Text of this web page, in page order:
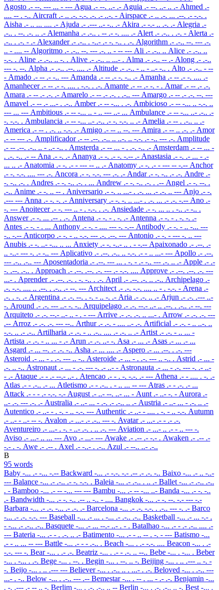
Agosto .- --. --- ... - --- Agua .- --. ..- .- Aguia .- --. ..- .. .- Ahmed .-
.... -- . -.. Aircraft .- .. .-. -.-. .-. .- ..-. - Airspace .- .. .-. ... .--. .- -.-. .
Aisha .- .. ... .... .- Ajuda .- .--- ..- -.. .- Akira .- -.- .. .-. .- Alegria .-
.-.. . --. .-. .. .- Alemanha .- .-.. . -- .- -. .... .- Alert .- .-.. . .-. - Alerta .-
.-.. . .-. - .- Alexander .- .-.. . -..- .- -. -.. . .-. Algorithm .- .-.. --. --- .-.
.. - .... -- Algoritmo .- .-.. --. --- .-. .. - -- --- Ali .- .-.. .. Alice .- .-.. ..
-.-. . Aline .- .-.. .. -. . Alive .- .-.. .. ...- . Alma .- .-.. -- .- Along .- .-..
--- -. --. Alpha .- .-.. .--. .... .- Altitude .- .-.. - .. - ..- -.. . Alto .- .-.. - --
- Amado .- -- .- -.. --- Amanda .- -- .- -. -.. .- Amanha .- -- .- -. .... .-
Amanhecer .- -- .- -. .... . -.-. . .-. Amante .- -- .- -. - . Amar .- -- .- .-.
Amara .- -- .- .-. .- Amarelo .- -- .- .-. . .-.. --- Amargo .- -- .- .-. --. ---
Amavel .- -- .- ...- . .-.. Amber .- -- -... . .-. Ambicioso .- -- -... .. -.-. ..
--- ... --- Ambitious .- -- -... .. - .. --- ..- ... Ambulance .- -- -... ..- .-.. .-
-. -.-. . Ambulancia .- -- -... ..- .-.. .- -. -.-. .. .- Amelia .- -- . .-.. .. .-
America .- -- . .-. .. -.-. .- Amigo .- -- .. --. --- Amira .- -- .. .-. .- Amor
.- -- --- .-. Amplificador .- -- .--. .-.. .. ..-. .. -.-. .- -.. --- .-. Amplitude
.- -- .--. .-.. .. - ..- -.. . Amsterda .- -- ... - . .-. -.. .- Amsterdam .- -- ... -
. .-. -.. .- -- Ana .- -. .- Ananya .- -. .- -. -.-- .- Anastasia .- -. .- ... - .-
... .. .- Anatomia .- -. .- - --- -- .. .- Anatomy .- -. .- - --- -- -.-- Anchor
.- -. -.-. .... --- .-. Ancora .- -. -.-. --- .-. .- Andar .- -. -.. .- .-. Andre .-
-. -.. .-. . Andres .- -. -.. .-. . ... Andrew .- -. -.. .-. . .-- Angel .- -. --. .
.-.. Anime .- -. .. -- . Aniversario .- -. .. ...- . .-. ... .- .-. .. --- Anjo .- -.
.--- --- Anna .- -. -. .- Anniversary .- -. -. .. ...- . .-. ... .- .-. -.-- Ano .-
-. --- Anoitecer .- -. --- .. - . -.-. . .-. Ansiedade .- -. ... .. . -.. .- -.. .
Answer .- -. ... .-- . .-. Antena .- -. - . -. .- Antenna .- -. - . -. -. .-
Antes .- -. - . ... Anthony .- -. - .... --- -. -.-- Antibody .- -. - .. -... ---
-.. -.-- Anticorpo .- -. - .. -.-. --- .-. .--. --- Antonio .- -. - --- -. .. ---
Anubis .- -. ..- -... .. ... Anxiety .- -. -..- .. . - -.-- Apaixonado .- .--. .-
.. -..- --- -. .- -.. --- Aplicativo .- .--. .-.. .. -.-. .- - .. ...- --- Apollo .- .--.
--- .-.. .-.. --- Aposentadoria .- .--. --- ... . -. - .- -.. --- .-. .. .- Apple .- .-
-. .--. .-.. . Approach .- .--. .--. .-. --- .- -.-. .... Approve .- .--. .--. .-. ---
...- . Aprender .- .--. .-. . -. -.. . .-. April .- .--. .-. .. .-.. Archipelago .-
.-. -.-. .... .. .--. . .-.. .- --. --- Architect .- .-. -.-. .... .. - . -.-. - Arena .-
.-. . -. .- Argentina .- .-. --. . -. - .. -. .- Aria .- .-. .. .- Arjun .- .-. .--- ..-
-. Around .- .-. --- ..- -. -.. Arquipelago .- .-. --.- ..- .. .--. . .-.. .- --. ---
Arquiteto .- .-. --.- ..- .. - . - --- Arrive .- .-. .-. .. ...- . Arrow .- .-. .-. ---
.-- Arroz .- .-. .-. --- --.. Arthur .- .-. - .... ..- .-. Artificial .- .-. - .. ..-. ..
-.-. .. .- .-.. Artilharia .- .-. - .. .-.. .... .- .-. .. .- Artist .- .-. - .. ... -
Artista .- .-. - .. ... - .- Arun .- .-. ..- -. Asa .- ... .- Asas .- ... .- ...
Asgard .- ... --. .- .-. -.. Asha .- ... .... .- Aspero .- ... .--. . .-. ---
Asteroid .- ... - . .-. --- .. -.. Asteroide .- ... - . .-. --- .. -.. . Astrid .- ... -
.-. .. -.. Astronaut .- ... - .-. --- -. .- ..- - Astronauta .- ... - .-. --- -. .- ..-
- .- Ataque .- - .- --.- ..- . Atencao .- - . -. -.-. .- --- Athena .- - .... . -. .-
Atlas .- - .-.. .- ... Atletismo .- - .-.. . - .. ... -- --- Atras .- - .-. .- ...
Attack .- - - .- -.-. -.- August .- ..- --. ..- ... - Aunt .- ..- -. - Aurora .-
..- .-. --- .-. .- Australia .- ..- ... - .-. .- .-.. .. .- Austria .- ..- ... - .-. .. .-
Autentico .- ..- - . -. - .. -.-. --- Authentic .- ..- - .... . -. - .. -.-. Autumn
.- ..- - ..- -- -. Avalon .- ...- .- .-.. --- -. Avatar .- ...- .- - .- .-.
Aventureiro .- ...- . -. - ..- .-. . .. .-. --- Aviation .- ...- .. .- - .. --- -.
Aviso .- ...- .. ... --- Avo .- ...- --- Awake .- .-- .- -.- . Awaken .- .-- .-
-.- . -. Awe .- .-- . Axel .- -..- . .-.. Azul .- --.. ..- .-..
B
95 words
Baby -... .- -... -.-- Backward -... .- -.-. -.- .-- .- .-. -.. Baixo -... .- .. -..-
--- Balance -... .- .-.. .- -. -.-. . Baleia -... .- .-.. . .. .- Ballet -... .- .-.. .-..
. - Bamboo -... .- -- -... --- --- Bambu -... .- -- -... ..- Banda -... .- -. -..
.- Bandwidth -... .- -. -.. .-- .. -.. - .... Bangkok -... .- -. --. -.- --- -.-
Barbara -... .- .-. -... .- .-. .- Barcelona -... .- .-. -.-. . .-.. --- -. .- Barco
-... .- .-. -.-. --- Baseball -... .- ... . -... .- .-.. .-.. Basketball -... .- ... -.- .
- -... .- .-.. .-.. Basquete -... .- ... --.- ..- . - . Batalhao -... .- - .- .-.. .... .-
--- Bateria -... .- - . .-. .. .- Batimento -... .- - .. -- . -. - --- Batismo -...
.- - .. ... -- --- Battle -... .- - - .-.. . Beach -... . .- -.-. .... Beacon -... . .-
-.-. --- -. Bear-... . .- .-. Beatriz -... . .- - .-. .. --.. Bebe -... . -... . Beber
-... . -... . .-. Bege -... . --. . Begin -... . --. .. -. Beijing -... . .. .--- .. -. -
-. Beijo -... . .. .--- --- Believer-... . .-.. .. . ...- . .-. Beloved -... . .-.. ---
...- . -.. Below -... . .-.. --- .-- Bemestar-... . -- . ... - .- .-. Benjamin -...
. -. .--- .- -- .. -. Berlim -... . .-. .-.. .. -- Berlin -... . .-. .-.. .. -. Best -... .